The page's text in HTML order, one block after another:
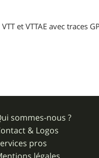
et VTTAE avec traces
sommes-nous ?
& Logos
pros